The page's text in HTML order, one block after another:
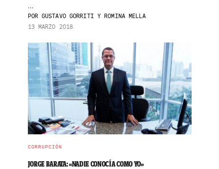
...
PORGUSTAVO GORRITI Y ROMINA MELLA
13 MARZO 2018
CORRUPCIÓN
JORGE BARATA: «NADIE CONOCÍA COMO YO»